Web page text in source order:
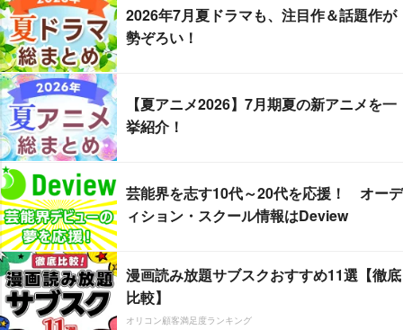
2026年7月夏ドラマも、注目作＆話題作が
勢ぞろい！
【夏アニメ2026】7月期夏の新アニメを一
挙紹介！
芸能界を志す10代～20代を応援！ オーデ
ィション・スクール情報はDeview
漫画読み放題サブスクおすすめ11選【徹底
比較】
オリコン顧客満足度ランキング